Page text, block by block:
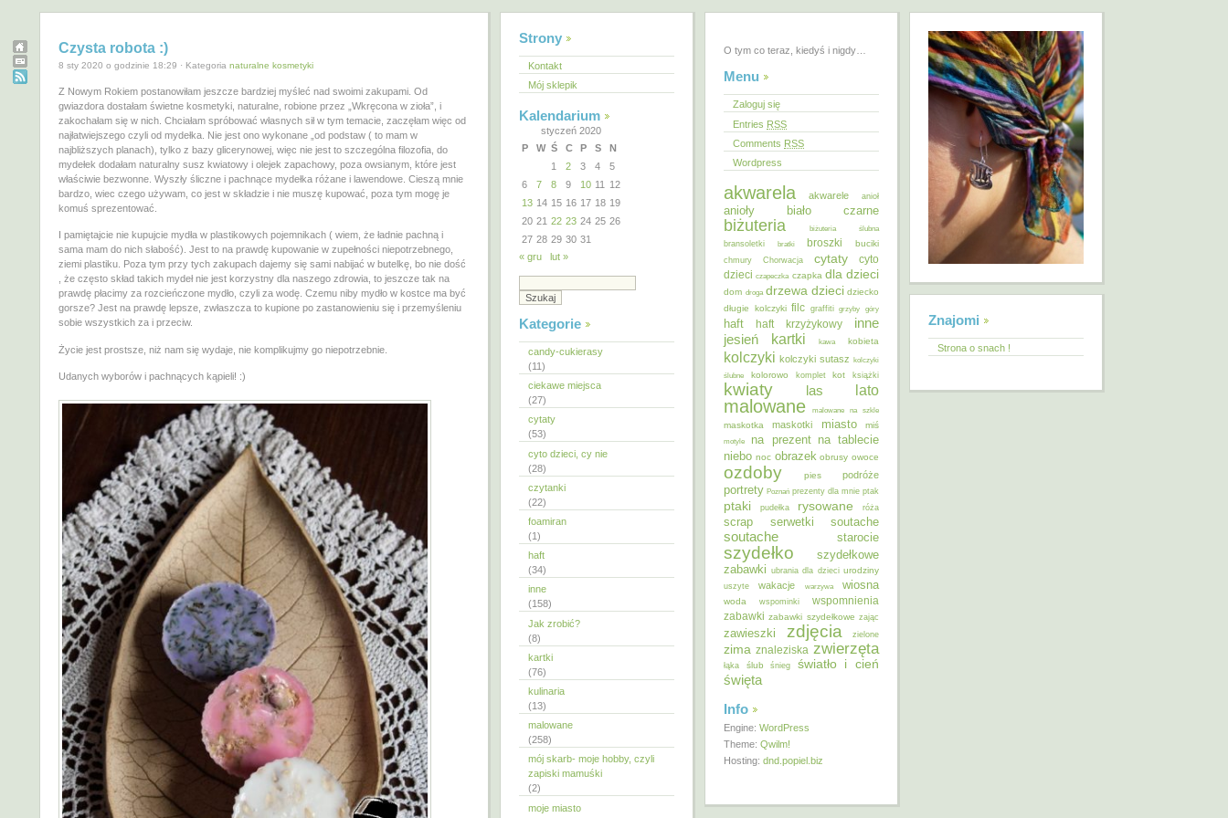
Czysta robota :)
8 sty 2020 o godzinie 18:29 · Kategoria naturalne kosmetyki
Z Nowym Rokiem postanowiłam jeszcze bardziej myśleć nad swoimi zakupami. Od
gwiazdora dostałam świetne kosmetyki, naturalne, robione przez „Wkręcona w zioła”, i
zakochałam się w nich. Chciałam spróbować własnych sił w tym temacie, zaczęłam więc od
najłatwiejszego czyli od mydełka. Nie jest ono wykonane „od podstaw ( to mam w
najbliższych planach), tylko z bazy glicerynowej, więc nie jest to szczególna filozofia, do
mydełek dodałam naturalny susz kwiatowy i olejek zapachowy, poza owsianym, które jest
właściwie bezwonne. Wyszły śliczne i pachnące mydełka różane i lawendowe. Cieszą mnie
bardzo, wiec czego używam, co jest w składzie i nie muszę kupować, poza tym mogę je
komuś sprezentować.
I pamiętajcie nie kupujcie mydła w plastikowych pojemnikach ( wiem, że ładnie pachną i
sama mam do nich słabość). Jest to na prawdę kupowanie w zupełności niepotrzebnego,
ziemi plastiku. Poza tym przy tych zakupach dajemy się sami nabijać w butelkę, bo nie dość
, że często skład takich mydeł nie jest korzystny dla naszego zdrowia, to jeszcze tak na
prawdę płacimy za rozcieńczone mydło, czyli za wodę. Czemu niby mydło w kostce ma być
gorsze? Jest na prawdę lepsze, zwłaszcza to kupione po zastanowieniu się i przemyśleniu
sobie wszystkich za i przeciw.
Życie jest prostsze, niż nam się wydaje, nie komplikujmy go niepotrzebnie.
Udanych wyborów i pachnących kąpieli! :)
Strony
Kontakt
Mój sklepik
Kalendarium
styczeń 2020
P
W Ś C P S
N
1
2 3 4
5
6
7 8 9 10 11
12
13 14 15 16 17 18 19
20 21 22 23 24 25 26
27 28 29 30 31
« gru
lut »
Kategorie
candy-cukierasy
(11)
ciekawe miejsca
(27)
cytaty
(53)
cyto dzieci, cy nie
(28)
czytanki
(22)
foamiran
(1)
haft
(34)
inne
(158)
Jak zrobić?
(8)
kartki
(76)
kulinaria
(13)
malowane
(258)
mój skarb- moje hobby, czyli
zapiski mamuśki
(2)
moje miasto
O tym co teraz, kiedyś i nigdy…
Menu
Zaloguj się
Entries RSS
Comments RSS
Wordpress
akwarela akwarele anioł
anioły biało czarne
biżuteria
biżuteria ślubna
bransoletki
bratki broszki buciki
chmury Chorwacja cytaty
cyto
dzieci czapeczka czapka dla dzieci
dom droga drzewa dzieci dziecko
długie kolczyki filc graffiti grzyby góry
haft haft krzyżykowy inne
jesień kartki kawa kobieta
kolczyki kolczyki sutasz kolczyki
ślubne
kolorowo komplet kot książki
kwiaty las lato
malowane malowane na szkle
maskotka maskotki miasto miś
motyle na prezent na tablecie
niebo noc obrazek obrusy owoce
ozdoby pies podróże
portrety Poznań prezenty dla mnie ptak
ptaki pudełka rysowane róża
scrap serwetki soutache
soutache starocie
szydełko
szydełkowe
zabawki ubrania dla dzieci urodziny
uszyte wakacje warzywa wiosna
woda wspominki
wspomnienia
zabawki zabawki szydełkowe zając
zawieszki zdjęcia zielone
zima znaleziska zwierzęta
łąka ślub śnieg światło i cień
święta
Info
Engine: WordPress
Theme: Qwilm!
Hosting: dnd.popiel.biz
Znajomi
Strona o snach !